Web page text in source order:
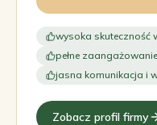
wysoka skuteczność
pełne
jasna komunikacja i
Zobacz profil firmy